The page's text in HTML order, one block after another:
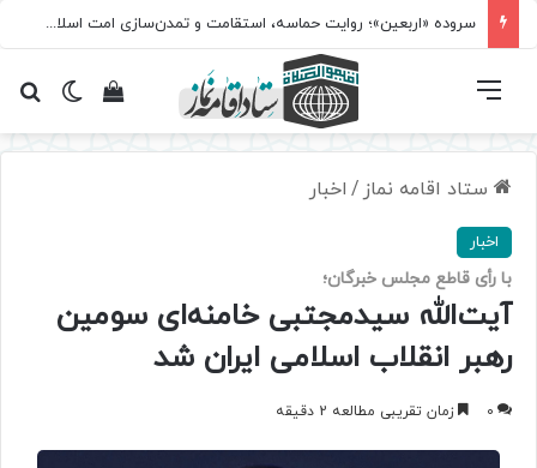
سروده‌ «اربعین»؛ روایت حماسه، استقامت و تمدن‌سازی امت اسلامی
تغییرمشاهده فهرست
ستاد اقامه نماز / اخبار
اخبار
با رأی قاطع مجلس خبرگان؛
آیت‌الله سیدمجتبی خامنه‌ای سومین
رهبر انقلاب اسلامی ایران شد
0 زمان تقریبی مطالعه 2 دقیقه